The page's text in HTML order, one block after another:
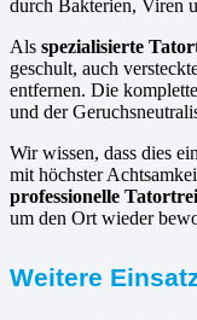
durch Bakterien, Viren
Als spezialisierte
geschult, auch
entfernen. Die
und der
Wir wissen, dass dies
mit höchster
professionelle
um den Ort wieder
Weitere